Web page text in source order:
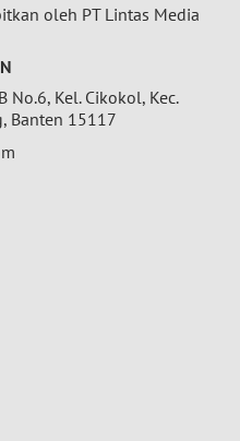
oleh PT Lintas Media
Kel. Cikokol, Kec.
Banten 15117